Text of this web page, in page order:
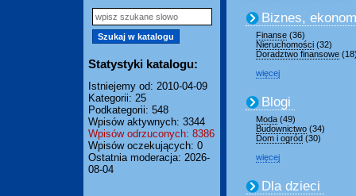
Statystyki katalogu:
Istniejemy od: 2010-04-09
Kategorii: 25
Podkategorii: 548
Wpisów aktywnych: 3344
Wpisów odrzuconych: 8386
Wpisów oczekujących: 0
Ostatnia moderacja: 2026-
08-04
Biznes,
Finanse (36)
Nieruchomości (32)
Doradztwo finansowe
więcej
Blogi
Moda (49)
Budownictwo (34)
Dom i ogród (30)
więcej
Dla dzieci